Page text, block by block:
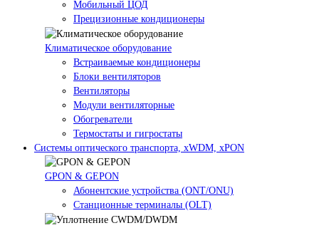
Мобильный ЦОД
Прецизионные кондиционеры
Климатичeское оборудование
Встраиваемые кондиционеры
Блоки вентиляторов
Вентиляторы
Модули вентиляторные
Обогреватели
Термостаты и гигростаты
Системы оптического транспорта, xWDM, xPON
GPON & GEPON
Абонентские устройства (ONT/ONU)
Станционные терминалы (OLT)